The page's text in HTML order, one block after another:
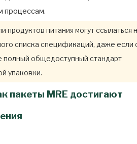
процессам.
питания могут ссылаться
списка спецификаций, даже если
полный общедоступный стандарт
упаковки.
пакеты MRE достигают